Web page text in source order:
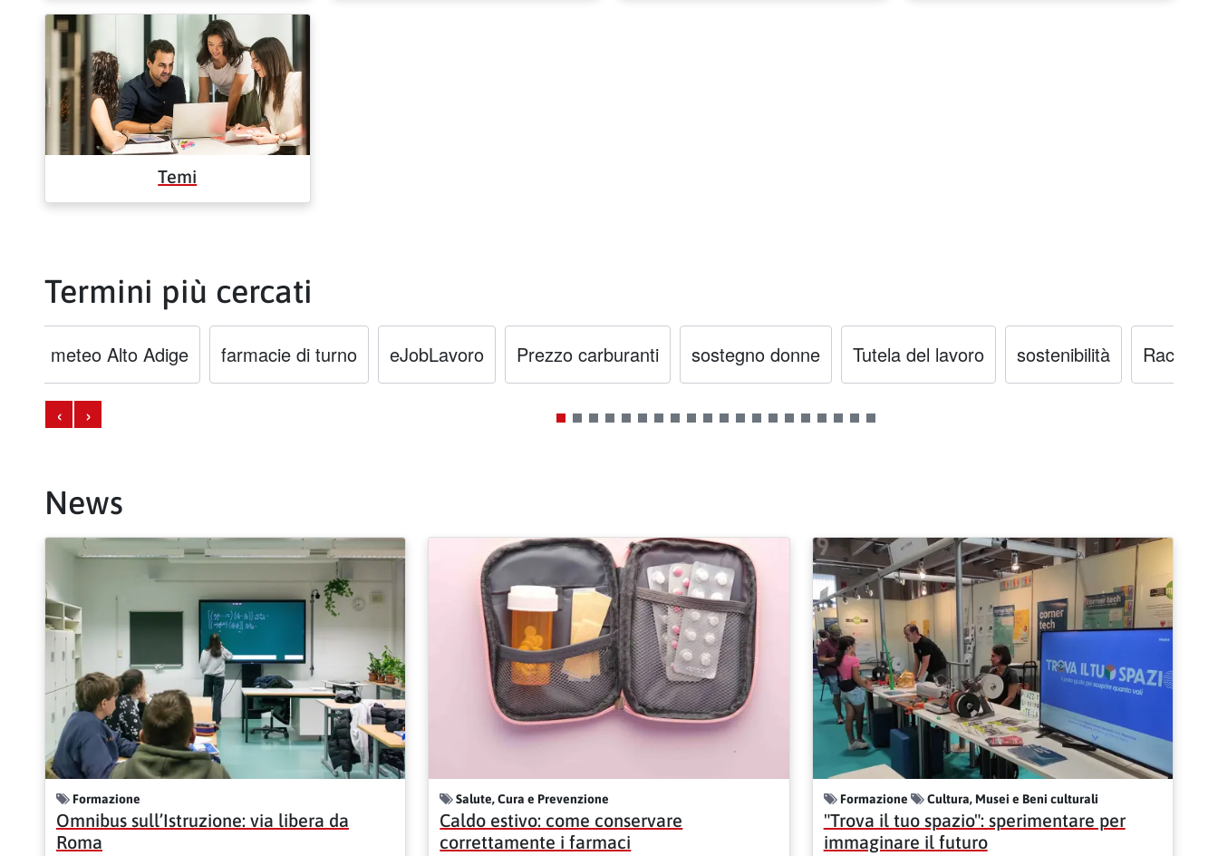
Temi
Termini più cercati
meteo Alto Adige farmacie di turno eJobLavoro Prezzo carburanti sostegno donne Tutela del lavoro sostenibilità
‹ ›
News
Formazione
Omnibus sull’Istruzione: via libera da
Roma
Salute, Cura e Prevenzione
Caldo estivo: come conservare
correttamente i farmaci
Formazione Cultura, Musei e Beni culturali
"Trova il tuo spazio": sperimentare per
immaginare il futuro